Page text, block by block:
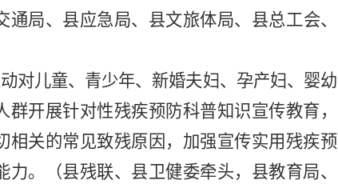
通局、县应急局、县文旅体局、县总工会、
对儿童、青少年、新婚夫妇、孕产妇、婴幼
群开展针对性残疾预防科普知识宣传教育 ，
关的常见致残原因，加强宣传实用残疾预
。（县残联、县卫健委牵头，县教育局、